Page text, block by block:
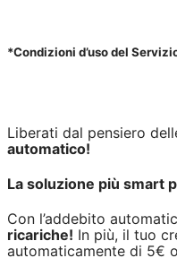
*Condizioni d’uso del
Liberati dal pensiero
automatico!
La soluzione più smart
Con l’addebito
ricariche! In più, il tuo
automaticamente di 5€